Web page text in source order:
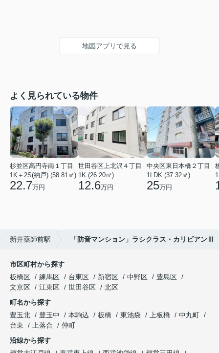
地図アプリで見る
よく見られている物件
杉並区高円寺南１丁目
1K＋2S(納戸) (58.81㎡)
22.7万円
世田谷区上北沢４丁目
1K (26.20㎡)
12.6万円
中央区東日本橋２丁目
1LDK (37.32㎡)
25万円
新井薬師前駅 「防音マンション」ラシクラス・カリビアンⅢ
市区町村から探す
板橋区
練馬区 台東区 新宿区 中野区
豊島区
文京区
江東区 世田谷区
北区
町名から探す
豊玉北
豊玉中 本駒込 板橋 東池袋 上板橋
中丸町
台東
上落合
仲町
沿線から探す